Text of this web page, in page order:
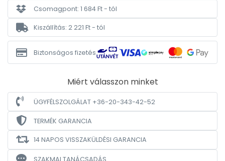
Csomagpont: 1 684 Ft - tól
Kiszállítás: 2 221 Ft - tól
Biztonságos fizetés
Miért válasszon minket
ÜGYFÉLSZOLGÁLAT +36-20-343-42-52
TERMÉK GARANCIA
14 NAPOS VISSZAKÜLDÉSI GARANCIA
SZAKMAI TANÁCSADÁS